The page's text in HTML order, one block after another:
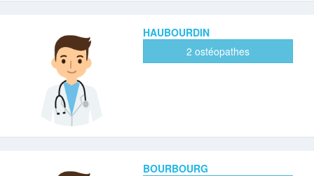
HAUBOURDIN
2 ostéopathes
BOURBOURG